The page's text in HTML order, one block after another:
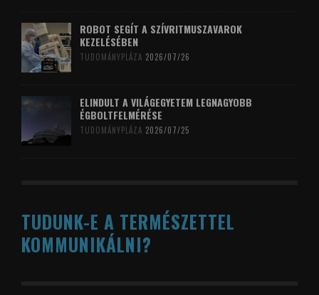
ROBOT SEGÍT A SZÍVRITMUSZAVAROK
KEZELÉSÉBEN
TUDOMÁNYPLÁZA 2026/07/26
ELINDULT A VILÁGEGYETEM LEGNAGYOBB
ÉGBOLTFELMÉRÉSE
TUDOMÁNYPLÁZA 2026/07/25
TUDUNK-E A TERMÉSZETTEL
KOMMUNIKÁLNI?